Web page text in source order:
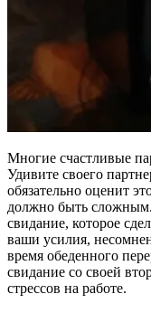
Многие счастливые
Удивите своего
обязательно оценит
должно быть сложным.
свидание, которое
ваши усилия,
время обеденного
свидание со своей
стрессов на работе.